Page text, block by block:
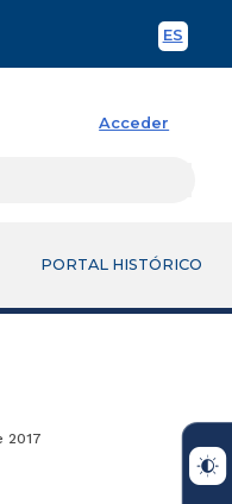
ES
Acceder
PORTAL HISTÓRICO
2017